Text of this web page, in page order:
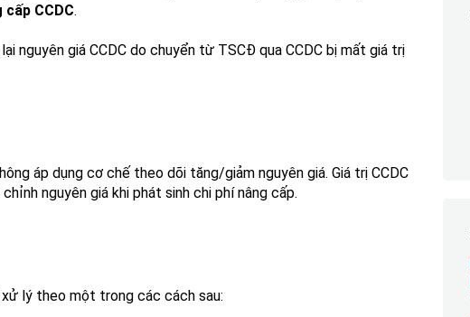
CCDC.
nguyên giá CCDC do chuyển từ TSCĐ qua CCDC bị mất giá trị
áp dụng cơ chế theo dõi tăng/giảm nguyên giá. Giá trị CCDC
nguyên giá khi phát sinh chi phí nâng cấp.
xử lý theo một trong các cách sau: